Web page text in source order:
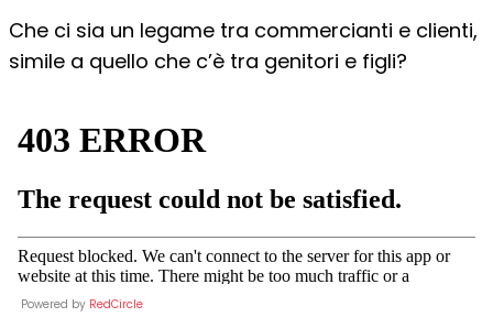
Che ci sia un legame tra commercianti e clienti,
simile a quello che c’è tra genitori e figli?
Powered by RedCircle